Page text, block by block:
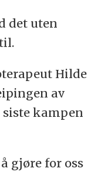
det uten
Hilde
av
kampen
gjøre for oss